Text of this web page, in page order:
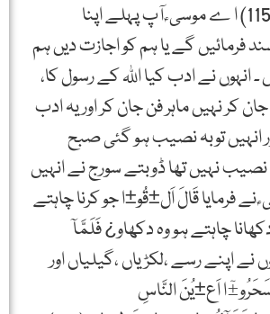
ال±مُل±قِی±نَ(115) ا ے موسی ؑ آپ پہلے اپنا
فرمائیں گے یا ہم کو اجازت دیں ہم
۔ انہوں نے ادب کیا اﷲ کے رسول کا،
کر نہیں ماہر فن جان کر اور یہ ادب
انہیں توبہ نصیب ہو گئی صبح
نہیں تھا ڈوبتے سورج نے انہیں
فرمایا قَالَ اَل±قُو±ا جو کرنا چاہتے
چاہتے ہو وہ دکھاو¿ فَلَمَّآ
نے اپنے رسے ،لکڑیاں ،گیلیاں اور
اَع±یُنَ النَّاسِ